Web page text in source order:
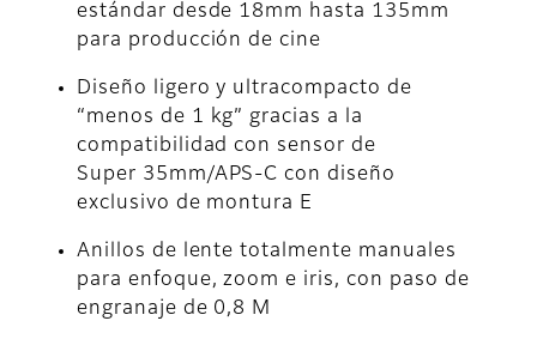
estándar desde 18mm hasta 135mm
para producción de cine
Diseño ligero y ultracompacto de
“menos de 1 kg” gracias a la
compatibilidad con sensor de
Super 35mm/APS-C con diseño
exclusivo de montura E
Anillos de lente totalmente manuales
para enfoque, zoom e iris, con paso de
engranaje de 0,8 M